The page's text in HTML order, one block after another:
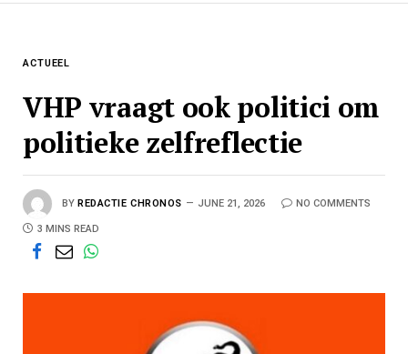
ACTUEEL
VHP vraagt ook politici om
politieke zelfreflectie
BY REDACTIE CHRONOS JUNE 21, 2026 NO COMMENTS
3 MINS READ